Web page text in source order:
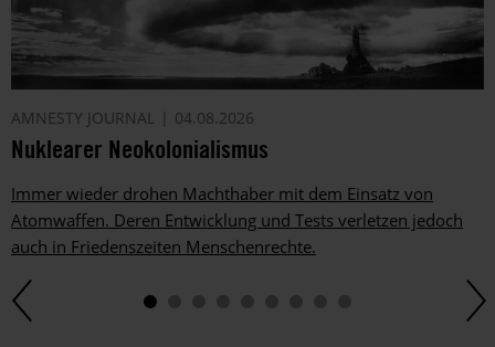
AMNESTY JOURNAL 04.08.2026
Nuklearer Neokolonialismus
Immer wieder drohen Machthaber mit dem Einsatz von
Atomwaffen. Deren Entwicklung und Tests verletzen jedoch
auch in Friedenszeiten Menschenrechte.